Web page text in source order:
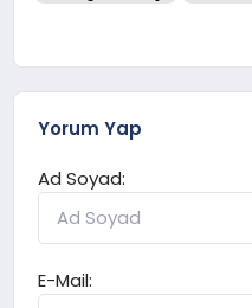
Yorum Yap
Ad Soyad:
E-Mail: